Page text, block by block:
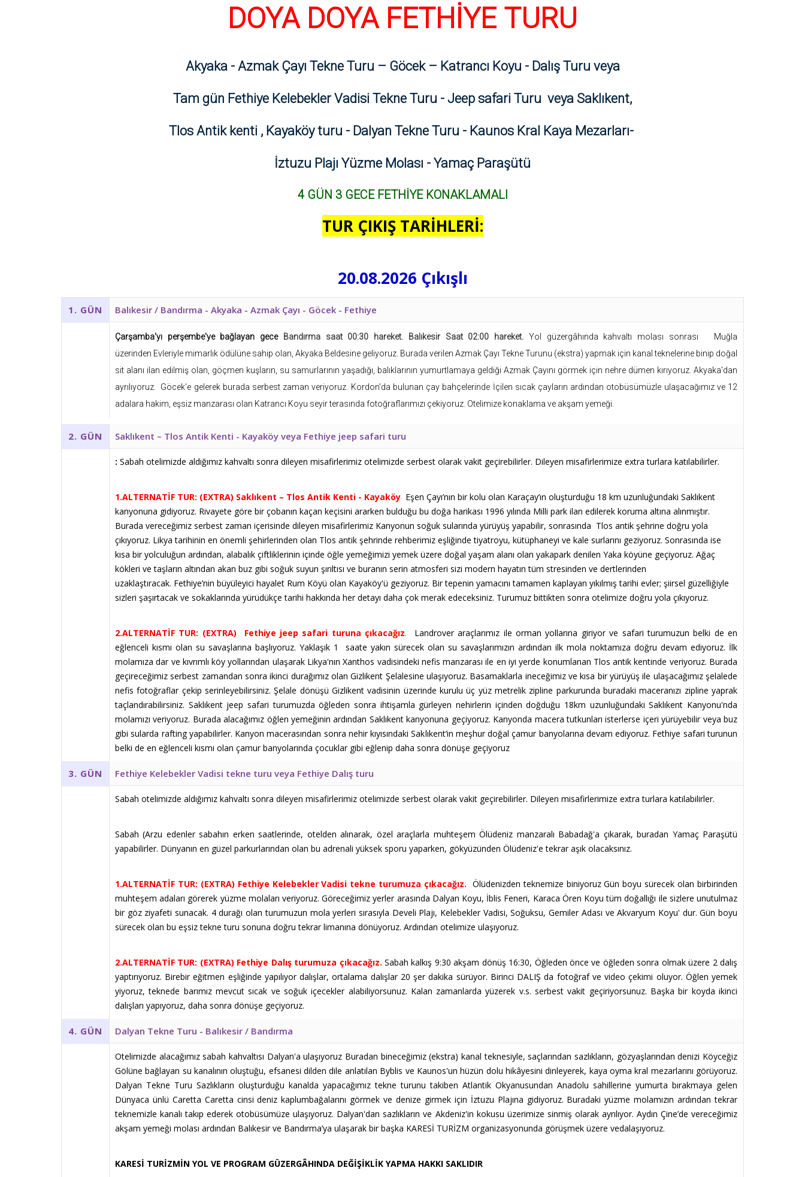
DOYA DOYA FETHİYE TURU
Akyaka - Azmak Çayı Tekne Turu – Göcek – Katrancı Koyu - Dalış Turu veya
Tam gün Fethiye Kelebekler Vadisi Tekne Turu - Jeep safari Turu veya Saklıkent,
Tlos Antik kenti , Kayaköy turu - Dalyan Tekne Turu - Kaunos Kral Kaya Mezarları-
İztuzu Plajı Yüzme Molası - Yamaç Paraşütü
4 GÜN 3 GECE FETHİYE KONAKLAMALI
TUR ÇIKIŞ TARİHLERİ:
20.08.2026 Çıkışlı
1. GÜN Balıkesir / Bandırma - Akyaka - Azmak Çayı - Göcek - Fethiye
Çarşamba'yı perşembe'ye bağlayan gece Bandırma saat 00:30 hareket. Balıkesir Saat 02:00 hareket.
Yol güzergâhında kahvaltı molası sonrası Muğla
üzerinden Evleriyle mimarlık ödülüne sahip olan, Akyaka Beldesine geliyoruz. Burada verilen Azmak Çayı Tekne Turunu (ekstra) yapmak için kanal teknelerine binip doğal
sit alanı ilan edilmiş olan, göçmen kuşların, su samurlarının yaşadığı, balıklarının yumurtlamaya geldiği Azmak Çayını görmek için nehre dümen kırıyoruz. Akyaka'dan
ayrılıyoruz. Göcek'e gelerek burada serbest zaman veriyoruz. Kordon'da bulunan çay bahçelerinde İçilen sıcak çayların ardından otobüsümüzle ulaşacağımız ve 12
adalara hakim, eşsiz manzarası olan Katrancı Koyu seyir terasında fotoğraflarımızı çekiyoruz. Otelimize konaklama ve akşam yemeği.
2. GÜN Saklıkent – Tlos Antik Kenti - Kayaköy veya Fethiye jeep safari turu
: Sabah otelimizde aldığımız kahvaltı sonra dileyen misafirlerimiz otelimizde serbest olarak vakit geçirebilirler. Dileyen misafirlerimize extra turlara katılabilirler.
1.ALTERNATİF TUR: (EXTRA) Saklıkent – Tlos Antik Kenti - Kayaköy Eşen Çayı’nın bir kolu olan Karaçay’ın oluşturduğu 18 km uzunluğundaki Saklıkent
kanyonuna gidiyoruz. Rivayete göre bir çobanın kaçan keçisini ararken bulduğu bu doğa harikası 1996 yılında Milli park ilan edilerek koruma altına alınmıştır.
Burada vereceğimiz serbest zaman içerisinde dileyen misafirlerimiz Kanyonun soğuk sularında yürüyüş yapabilir, sonrasında Tlos antik şehrine doğru yola
çıkıyoruz. Likya tarihinin en önemli şehirlerinden olan Tlos antik şehrinde rehberimiz eşliğinde tiyatroyu, kütüphaneyi ve kale surlarını geziyoruz. Sonrasında ise
kısa bir yolculuğun ardından, alabalık çiftliklerinin içinde öğle yemeğimizi yemek üzere doğal yaşam alanı olan yakapark denilen Yaka köyüne geçiyoruz. Ağaç
kökleri ve taşların altından akan buz gibi soğuk suyun şırıltısı ve buranın serin atmosferi sizi modern hayatın tüm stresinden ve dertlerinden
uzaklaştıracak. Fethiye’nin büyüleyici hayalet Rum Köyü olan Kayaköy'ü geziyoruz. Bir tepenin yamacını tamamen kaplayan yıkılmış tarihi evler; şiirsel güzelliğiyle
sizleri şaşırtacak ve sokaklarında yürüdükçe tarihi hakkında her detayı daha çok merak edeceksiniz. Turumuz bittikten sonra otelimize doğru yola çıkıyoruz.
2.ALTERNATİF TUR: (EXTRA) Fethiye jeep safari turuna çıkacağız.
Landrover araçlarımız ile orman yollarına giriyor ve safari turumuzun belki de en
eğlenceli kısmı olan su savaşlarına başlıyoruz. Yaklaşık 1 saate yakın sürecek olan su savaşlarımızın ardından ilk mola noktamıza doğru devam ediyoruz. İlk
molamıza dar ve kıvrımlı köy yollarından ulaşarak Likya'nın Xanthos vadisindeki nefis manzarası ile en iyi yerde konumlanan Tlos antik kentinde veriyoruz. Burada
geçireceğimiz serbest zamandan sonra ikinci durağımız olan Gizlikent Şelalesine ulaşıyoruz. Basamaklarla ineceğimiz ve kısa bir yürüyüş ile ulaşacağımız şelalede
nefis fotoğraflar çekip serinleyebilirsiniz. Şelale dönüşü Gizlikent vadisinin üzerinde kurulu üç yüz metrelik zipline parkurunda buradaki maceranızı zipline yaprak
taçlandırabilirsiniz. Saklıkent jeep safari turumuzda öğleden sonra ihtişamla gürleyen nehirlerin içinden doğduğu 18km uzunluğundaki Saklıkent Kanyonu'nda
molamızı veriyoruz. Burada alacağımız öğlen yemeğinin ardından Saklıkent kanyonuna geçiyoruz. Kanyonda macera tutkunları isterlerse içeri yürüyebilir veya buz
gibi sularda rafting yapabilirler. Kanyon macerasından sonra nehir kıyısındaki Saklıkent’in meşhur doğal çamur banyolarına devam ediyoruz. Fethiye safari turunun
belki de en eğlenceli kısmı olan çamur banyolarında çocuklar gibi eğlenip daha sonra dönüşe geçiyoruz
3. GÜN Fethiye Kelebekler Vadisi tekne turu veya Fethiye Dalış turu
Sabah otelimizde aldığımız kahvaltı sonra dileyen misafirlerimiz otelimizde serbest olarak vakit geçirebilirler. Dileyen misafirlerimize extra turlara katılabilirler.
Sabah (Arzu edenler sabahın erken saatlerinde, otelden alınarak, özel araçlarla muhteşem Ölüdeniz manzaralı Babadağ'a çıkarak, buradan Yamaç Paraşütü
yapabilirler. Dünyanın en güzel parkurlarından olan bu adrenali yüksek sporu yaparken, gökyüzünden Ölüdeniz'e tekrar aşık olacaksınız.
1.ALTERNATİF TUR: (EXTRA) Fethiye Kelebekler Vadisi tekne turumuza çıkacağız. Ölüdenizden teknemize biniyoruz Gün boyu sürecek olan birbirinden
muhteşem adaları görerek yüzme molaları veriyoruz. Göreceğimiz yerler arasında Dalyan Koyu, İblis Feneri, Karaca Ören Koyu tüm doğallığı ile sizlere unutulmaz
bir göz ziyafeti sunacak. 4 durağı olan turumuzun mola yerleri sırasıyla Develi Plajı, Kelebekler Vadisi, Soğuksu, Gemiler Adası ve Akvaryum Koyu' dur. Gün boyu
sürecek olan bu eşsiz tekne turu sonuna doğru tekrar limanına dönüyoruz. Ardından otelimize ulaşıyoruz.
2.ALTERNATİF TUR: (EXTRA) Fethiye Dalış turumuza çıkacağız. Sabah kalkış 9:30 akşam dönüş 16:30, Öğleden önce ve öğleden sonra olmak üzere 2 dalış
yaptırıyoruz. Birebir eğitmen eşliğinde yapılıyor dalışlar, ortalama dalışlar 20 şer dakika sürüyor. Birinci DALIŞ da fotoğraf ve video çekimi oluyor. Öğlen yemek
yiyoruz, teknede barımız mevcut sıcak ve soğuk içecekler alabiliyorsunuz. Kalan zamanlarda yüzerek v.s. serbest vakit geçiriyorsunuz. Başka bir koyda ikinci
dalışları yapıyoruz, daha sonra dönüşe geçiyoruz.
4. GÜN Dalyan Tekne Turu - Balıkesir / Bandırma
Otelimizde alacağımız sabah kahvaltısı Dalyan'a ulaşıyoruz Buradan bineceğimiz (ekstra) kanal teknesiyle, saçlarından sazlıkların, gözyaşlarından denizi Köyceğiz
Gölüne bağlayan su kanalının oluştuğu, efsanesi dilden dile anlatılan Byblis ve Kaunos'un hüzün dolu hikâyesini dinleyerek, kaya oyma kral mezarlarını görüyoruz.
Dalyan Tekne Turu Sazlıkların oluşturduğu kanalda yapacağımız tekne turunu takiben Atlantik Okyanusundan Anadolu sahillerine yumurta bırakmaya gelen
Dünyaca ünlü Caretta Caretta cinsi deniz kaplumbağalarını görmek ve denize girmek için İztuzu Plajına gidiyoruz. Buradaki yüzme molamızın ardından tekrar
teknemizle kanalı takıp ederek otobüsümüze ulaşıyoruz. Dalyan'dan sazlıkların ve Akdeniz'in kokusu üzerimize sinmiş olarak ayrılıyor. Aydın Çine’de vereceğimiz
akşam yemeği molası ardından Balıkesir ve Bandırma’ya ulaşarak bir başka KARESİ TURİZM organizasyonunda görüşmek üzere vedalaşıyoruz.
KARESİ TURİZMİN YOL VE PROGRAM GÜZERGÂHINDA DEĞİŞİKLİK YAPMA HAKKI SAKLIDIR